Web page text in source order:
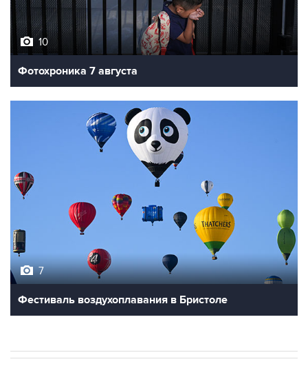
10
Фотохроника 7 августа
7
Фестиваль воздухоплавания в Бристоле